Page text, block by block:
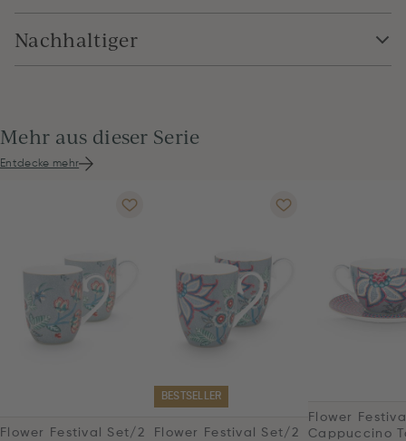
Nachhaltiger
Mehr aus dieser Serie
Entdecke mehr
Flower Festival Set/2
BESTSELLER
Flower Festival Set/2
Flower
Cappuccino